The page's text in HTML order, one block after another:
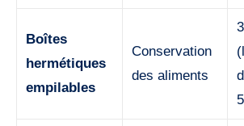
Boîtes
hermétiques
empilables
Conservation
des aliments